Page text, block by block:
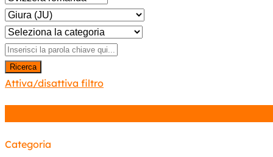
Ricerca
Attiva/disattiva filtro
Categoria